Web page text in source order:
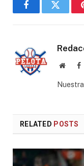
FacebookTwitter
Website
RELATED POSTS